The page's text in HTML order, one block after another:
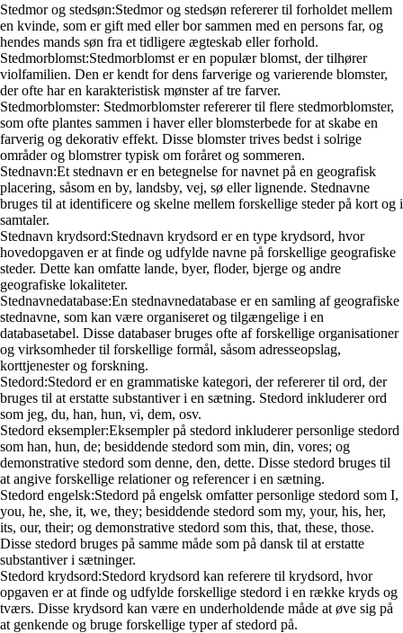
Stedmor og stedsøn:Stedmor og stedsøn refererer til forholdet mellem
en kvinde, som er gift med eller bor sammen med en persons far, og
hendes mands søn fra et tidligere ægteskab eller forhold.
Stedmorblomst:Stedmorblomst er en populær blomst, der tilhører
violfamilien. Den er kendt for dens farverige og varierende blomster,
der ofte har en karakteristisk mønster af tre farver.
Stedmorblomster: Stedmorblomster refererer til flere stedmorblomster,
som ofte plantes sammen i haver eller blomsterbede for at skabe en
farverig og dekorativ effekt. Disse blomster trives bedst i solrige
områder og blomstrer typisk om foråret og sommeren.
Stednavn:Et stednavn er en betegnelse for navnet på en geografisk
placering, såsom en by, landsby, vej, sø eller lignende. Stednavne
bruges til at identificere og skelne mellem forskellige steder på kort og i
samtaler.
Stednavn krydsord:Stednavn krydsord er en type krydsord, hvor
hovedopgaven er at finde og udfylde navne på forskellige geografiske
steder. Dette kan omfatte lande, byer, floder, bjerge og andre
geografiske lokaliteter.
Stednavnedatabase:En stednavnedatabase er en samling af geografiske
stednavne, som kan være organiseret og tilgængelige i en
databasetabel. Disse databaser bruges ofte af forskellige organisationer
og virksomheder til forskellige formål, såsom adresseopslag,
korttjenester og forskning.
Stedord:Stedord er en grammatiske kategori, der refererer til ord, der
bruges til at erstatte substantiver i en sætning. Stedord inkluderer ord
som jeg, du, han, hun, vi, dem, osv.
Stedord eksempler:Eksempler på stedord inkluderer personlige stedord
som han, hun, de; besiddende stedord som min, din, vores; og
demonstrative stedord som denne, den, dette. Disse stedord bruges til
at angive forskellige relationer og referencer i en sætning.
Stedord engelsk:Stedord på engelsk omfatter personlige stedord som I,
you, he, she, it, we, they; besiddende stedord som my, your, his, her,
its, our, their; og demonstrative stedord som this, that, these, those.
Disse stedord bruges på samme måde som på dansk til at erstatte
substantiver i sætninger.
Stedord krydsord:Stedord krydsord kan referere til krydsord, hvor
opgaven er at finde og udfylde forskellige stedord i en række kryds og
tværs. Disse krydsord kan være en underholdende måde at øve sig på
at genkende og bruge forskellige typer af stedord på.